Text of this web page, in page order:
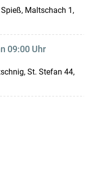
Maltschach 1,
09:00 Uhr
St. Stefan 44,